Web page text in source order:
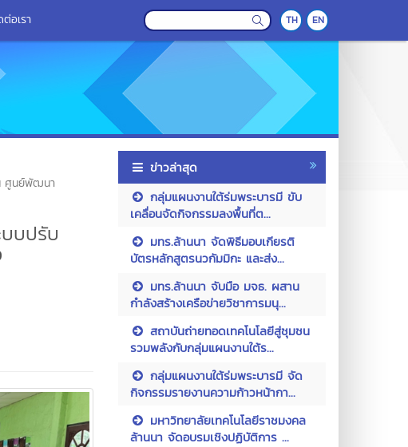
อเรา TH EN
ศูนย์พัฒนา
บปรับ
ข่าวล่าสุด
กลุ่มแผนงานใต้ร่มพระบารมี ขับ
เคลื่อนจัดกิจกรรมลงพื้นที่ต...
มทร.ล้านนา จัดพิธีมอบเกียรติ
บัตรหลักสูตรนวกัมมิกะ และส่ง...
มทร.ล้านนา จับมือ มจธ. ผสาน
กำลังสร้างเครือข่ายวิชาการมนุ...
สถาบันถ่ายทอดเทคโนโลยีสู่ชุมชน
รวมพลังกับกลุ่มแผนงานใต้ร...
กลุ่มแผนงานใต้ร่มพระบารมี จัด
กิจกรรมรายงานความก้าวหน้ากา...
มหาวิทยาลัยเทคโนโลยีราชมงคล
ล้านนา จัดอบรมเชิงปฏิบัติการ ...